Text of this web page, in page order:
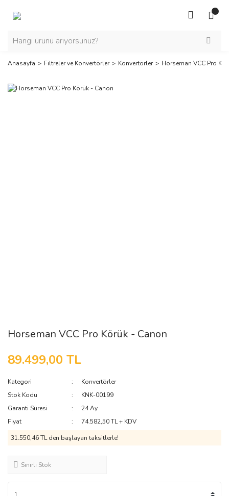
Anasayfa Filtreler ve Konvertörler Konvertörler Horseman VCC Pro
Horseman VCC Pro Körük - Canon
89.499,00 TL
Kategori
Konvertörler
Stok Kodu
KNK-00199
Garanti Süresi
24 Ay
Fiyat
74.582,50 TL + KDV
31.550,46 TL den başlayan taksitlerle!
Sınırlı Stok